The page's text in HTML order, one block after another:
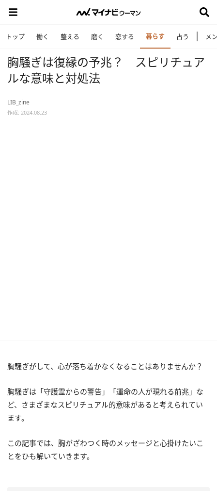
トップ 働く 整える 磨く 恋する 暮らす 占う メ
胸騒ぎは復縁の予兆？ スピリチュア
ルな意味と対処法
LIB_zine
作成: 2024.08.23
胸騒ぎがして、心が落ち着かなくなることはありませんか？
胸騒ぎは「守護霊からの警告」「運命の人が現れる前兆」な
ど、さまざまなスピリチュアル的意味があると考えられてい
ます。
この記事では、胸がざわつく時のメッセージと心掛けたいこ
とをひも解いていきます。